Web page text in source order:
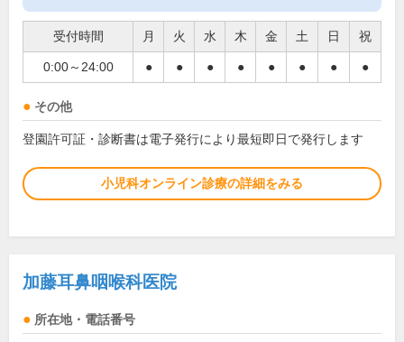
受付時間 月 火 水 木 金 土 日 祝
0:00～24:00 ● ● ● ● ● ● ● ●
その他
登園許可証・診断書は電子発行により最短即日で発行します
小児科オンライン診療の詳細をみる
加藤耳鼻咽喉科医院
所在地・電話番号